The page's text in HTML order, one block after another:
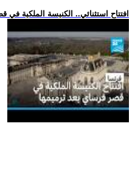
.. افتتاح استثنائي.. الكنيسة الملكية في